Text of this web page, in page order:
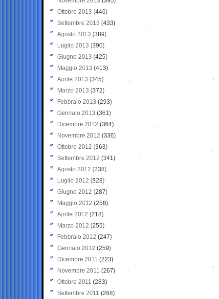
Ottobre 2013 (446)
Settembre 2013 (433)
Agosto 2013 (389)
Luglio 2013 (390)
Giugno 2013 (425)
Maggio 2013 (413)
Aprile 2013 (345)
Marzo 2013 (372)
Febbraio 2013 (293)
Gennaio 2013 (361)
Dicembre 2012 (364)
Novembre 2012 (336)
Ottobre 2012 (363)
Settembre 2012 (341)
Agosto 2012 (238)
Luglio 2012 (328)
Giugno 2012 (287)
Maggio 2012 (258)
Aprile 2012 (218)
Marzo 2012 (255)
Febbraio 2012 (247)
Gennaio 2012 (259)
Dicembre 2011 (223)
Novembre 2011 (267)
Ottobre 2011 (283)
Settembre 2011 (268)